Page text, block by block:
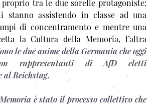
tra le due sorelle protagoniste:
stanno assistendo in classe ad una
di concentramento e mentre una
la Cultura della Memoria, l’altra
le due anime della Germania che oggi
rappresentanti di AfD eletti
al Reichstag.
è stato il processo collettivo che